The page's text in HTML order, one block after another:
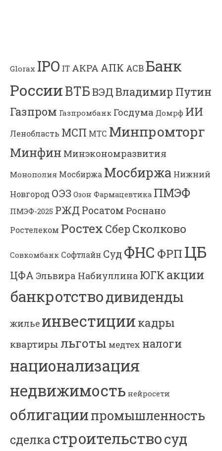
Glorax IPO IT АКРА АПК АСВБанк
РоссииВТБВЭДВладимир Путин
Газпром Газпромбанк Госдума Домрф ИИ
Ленобласть МСП МТС Минпромторг
Минфин Минэкономразвития
Монополия Мосбиржа Мосбиржа Нижний
Новгород ОЭЗ Озон Фармацевтика ПМЭФ
ПМЭФ-2025 РЖД Росатом Роснано
Ростелеком Ростех Сбер Сколково
Совкомбанк Софтлайн Суд ФНС ФРП ЦБ
ЦФА Эльвира Набиуллина ЮГК акции
банкротстводивиденды
жилье инвестиции кадры
квартиры льготы медтех налоги
национализация
недвижимость нейросети
облигациипромышленность
сделкастроительствосуд